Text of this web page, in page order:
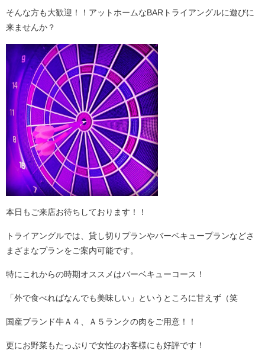
そんな方も大歓迎！！アットホームなBARトライアングルに遊びに
来ませんか？
本日もご来店お待ちしております！！
トライアングルでは、貸し切りプランやバーベキュープランなどさ
まざまなプランをご案内可能です。
特にこれからの時期オススメはバーベキューコース！
「外で食べればなんでも美味しい」というところに甘えず（笑
国産ブランド牛Ａ４、Ａ５ランクの肉をご用意！！
更にお野菜もたっぷりで女性のお客様にも好評です！